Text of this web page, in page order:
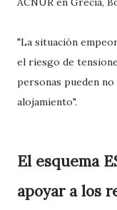
"La situación
el riesgo de
personas pueden
alojamiento".
El esquema
apoyar a los